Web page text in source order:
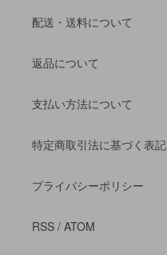
配送・送料について
返品について
支払い方法について
特定商取引法に基づく表記
プライバシーポリシー
RSS / ATOM